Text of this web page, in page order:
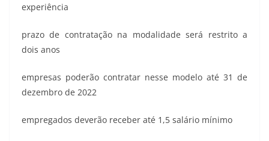
experiência
prazo de contratação na modalidade será restrito a
dois anos
empresas poderão contratar nesse modelo até 31 de
dezembro de 2022
empregados deverão receber até 1,5 salário mínimo